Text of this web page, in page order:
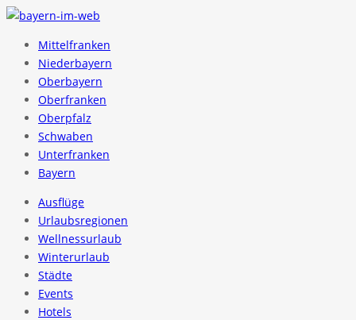
Mittelfranken
Niederbayern
Oberbayern
Oberfranken
Oberpfalz
Schwaben
Unterfranken
Bayern
Ausflüge
Urlaubsregionen
Wellnessurlaub
Winterurlaub
Städte
Events
Hotels